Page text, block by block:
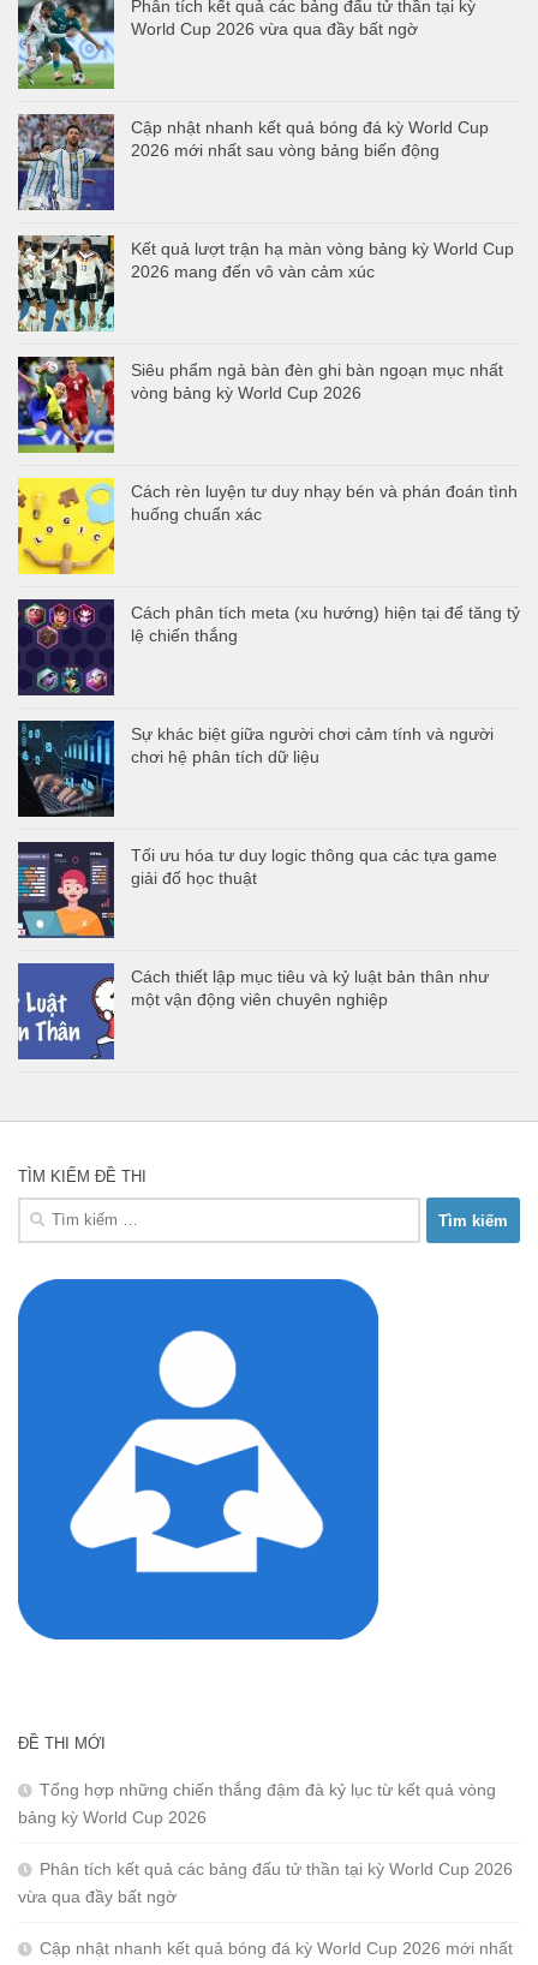
Phân tích kết quả các bảng đấu tử thần tại kỳ
World Cup 2026 vừa qua đầy bất ngờ
Cập nhật nhanh kết quả bóng đá kỳ World Cup
2026 mới nhất sau vòng bảng biến động
Kết quả lượt trận hạ màn vòng bảng kỳ World Cup
2026 mang đến vô vàn cảm xúc
Siêu phẩm ngả bàn đèn ghi bàn ngoạn mục nhất
vòng bảng kỳ World Cup 2026
Cách rèn luyện tư duy nhạy bén và phán đoán tình
huống chuẩn xác
Cách phân tích meta (xu hướng) hiện tại để tăng tỷ
lệ chiến thắng
Sự khác biệt giữa người chơi cảm tính và người
chơi hệ phân tích dữ liệu
Tối ưu hóa tư duy logic thông qua các tựa game
giải đố học thuật
Cách thiết lập mục tiêu và kỷ luật bản thân như
một vận động viên chuyên nghiệp
TÌM KIẾM ĐỀ THI
Tìm
ĐỀ THI MỚI
Tổng hợp những chiến thắng đậm đà kỷ lục từ kết quả vòng
bảng kỳ World Cup 2026
Phân tích kết quả các bảng đấu tử thần tại kỳ World Cup 2026
vừa qua đầy bất ngờ
Cập nhật nhanh kết quả bóng đá kỳ World Cup 2026 mới nhất